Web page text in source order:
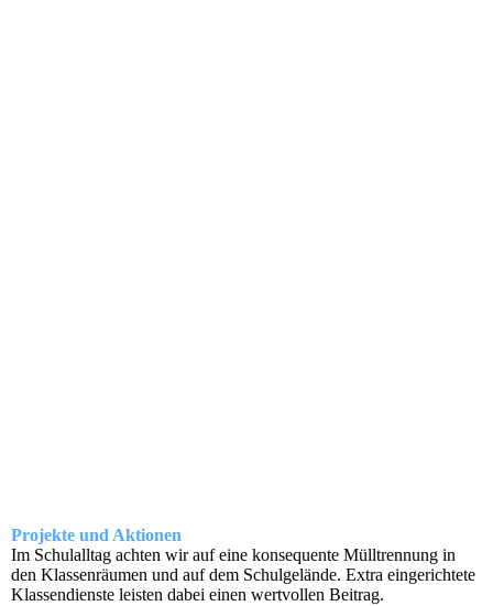
Projekte und Aktionen
Im Schulalltag achten wir auf eine konsequente Mülltrennung in
den Klassenräumen und auf dem Schulgelände. Extra eingerichtete
Klassendienste leisten dabei einen wertvollen Beitrag.